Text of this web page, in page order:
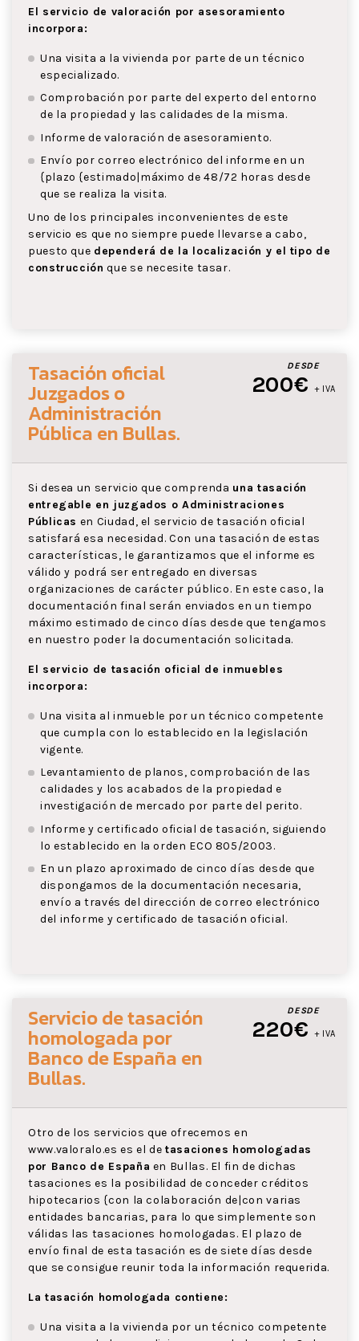
El servicio de valoración por asesoramiento
incorpora:
Una visita a la vivienda por parte de un técnico
especializado.
Comprobación por parte del experto del entorno
de la propiedad y las calidades de la misma.
Informe de valoración de asesoramiento.
Envío por correo electrónico del informe en un
{plazo {estimado|máximo de 48/72 horas desde
que se realiza la visita.
Uno de los principales inconvenientes de este
servicio es que no siempre puede llevarse a cabo,
puesto que dependerá de la localización y el tipo de
construcción que se necesite tasar.
DESDE
200€ + IVA
Tasación oficial
Juzgados o
Administración
Pública en Bullas.
Si desea un servicio que comprenda una tasación
entregable en juzgados o Administraciones
Públicas en Ciudad, el servicio de tasación oficial
satisfará esa necesidad. Con una tasación de estas
características, le garantizamos que el informe es
válido y podrá ser entregado en diversas
organizaciones de carácter público. En este caso, la
documentación final serán enviados en un tiempo
máximo estimado de cinco días desde que tengamos
en nuestro poder la documentación solicitada.
El servicio de tasación oficial de inmuebles
incorpora:
Una visita al inmueble por un técnico competente
que cumpla con lo establecido en la legislación
vigente.
Levantamiento de planos, comprobación de las
calidades y los acabados de la propiedad e
investigación de mercado por parte del perito.
Informe y certificado oficial de tasación, siguiendo
lo establecido en la orden ECO 805/2003.
En un plazo aproximado de cinco días desde que
dispongamos de la documentación necesaria,
envío a través del dirección de correo electrónico
del informe y certificado de tasación oficial.
DESDE
220€ + IVA
Servicio de tasación
homologada por
Banco de España en
Bullas.
Otro de los servicios que ofrecemos en
www.valoralo.es es el de tasaciones homologadas
por Banco de España en Bullas. El fin de dichas
tasaciones es la posibilidad de conceder créditos
hipotecarios {con la colaboración de|con varias
entidades bancarias, para lo que simplemente son
válidas las tasaciones homologadas. El plazo de
envío final de esta tasación es de siete días desde
que se consigue reunir toda la información requerida.
La tasación homologada contiene:
Una visita a la vivienda por un técnico competente